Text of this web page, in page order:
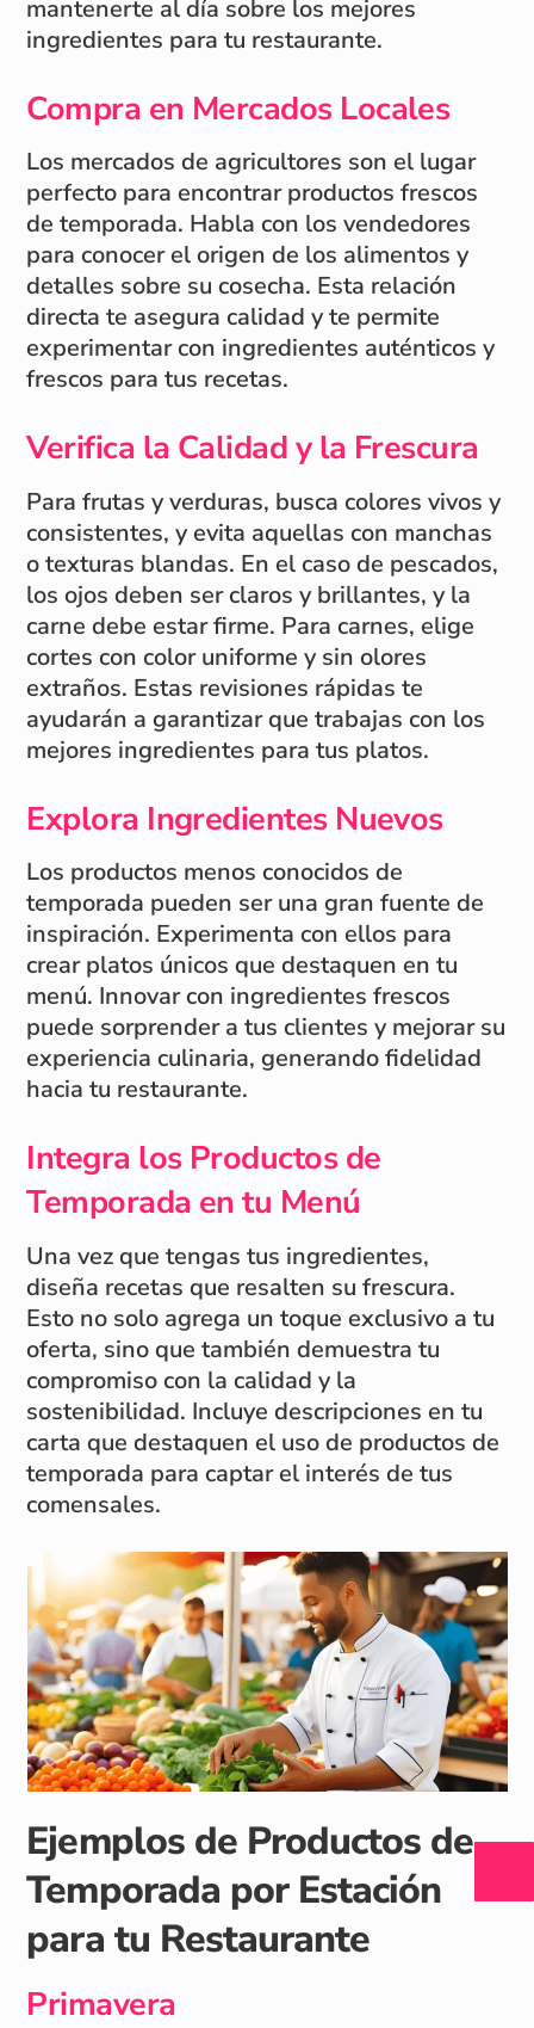
mantenerte al día sobre los mejores
ingredientes para tu restaurante.
Compra en Mercados Locales
Los mercados de agricultores son el lugar
perfecto para encontrar productos frescos
de temporada. Habla con los vendedores
para conocer el origen de los alimentos y
detalles sobre su cosecha. Esta relación
directa te asegura calidad y te permite
experimentar con ingredientes auténticos y
frescos para tus recetas.
Verifica la Calidad y la Frescura
Para frutas y verduras, busca colores vivos y
consistentes, y evita aquellas con manchas
o texturas blandas. En el caso de pescados,
los ojos deben ser claros y brillantes, y la
carne debe estar firme. Para carnes, elige
cortes con color uniforme y sin olores
extraños. Estas revisiones rápidas te
ayudarán a garantizar que trabajas con los
mejores ingredientes para tus platos.
Explora Ingredientes Nuevos
Los productos menos conocidos de
temporada pueden ser una gran fuente de
inspiración. Experimenta con ellos para
crear platos únicos que destaquen en tu
menú. Innovar con ingredientes frescos
puede sorprender a tus clientes y mejorar su
experiencia culinaria, generando fidelidad
hacia tu restaurante.
Integra los Productos de
Temporada en tu Menú
Una vez que tengas tus ingredientes,
diseña recetas que resalten su frescura.
Esto no solo agrega un toque exclusivo a tu
oferta, sino que también demuestra tu
compromiso con la calidad y la
sostenibilidad. Incluye descripciones en tu
carta que destaquen el uso de productos de
temporada para captar el interés de tus
comensales.
Ejemplos de Productos de
Temporada por Estación
para tu Restaurante
Primavera